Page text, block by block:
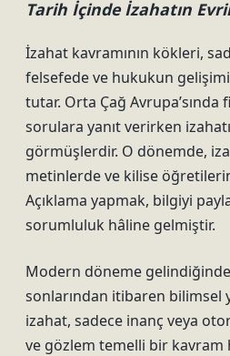
Tarih İçinde İzahatın
İzahat kavramının kökleri,
felsefede ve hukukun
tutar. Orta Çağ
sorulara yanıt verirken
görmüşlerdir. O dönemde,
metinlerde ve kilise
Açıklama yapmak, bilgiyi
sorumluluk hâline gelmiştir.
Modern döneme
sonlarından itibaren
izahat, sadece inanç veya
ve gözlem temelli bir kavram